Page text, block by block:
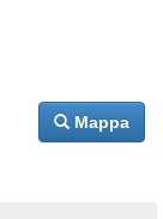
Mappa